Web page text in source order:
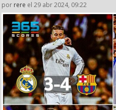
por rere el 29 abr 2024, 09:22